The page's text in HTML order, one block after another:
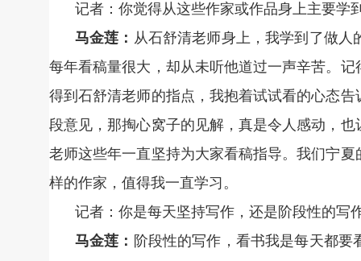
记者：你觉得从这些作家或作品身上主要学
马金莲： 从石舒清老师身上，我学到了做
每年看稿量很大，却从未听他道过一声辛苦。
得到石舒清老师的指点，我抱着试试看的心态
段意见，那掏心窝子的见解，真是令人感动，
老师这些年一直坚持为大家看稿指导。我们宁
样的作家，值得我一直学习。
记者：你是每天坚持写作，还是阶段性的写
马金莲： 阶段性的写作，看书我是每天都